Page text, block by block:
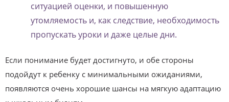
ситуацией оценки, и повышенную
утомляемость и, как следствие, необходимость
пропускать уроки и даже целые дни.
Если понимание будет достигнуто, и обе стороны
подойдут к ребенку с минимальными ожиданиями,
появляются очень хорошие шансы на мягкую адаптацию